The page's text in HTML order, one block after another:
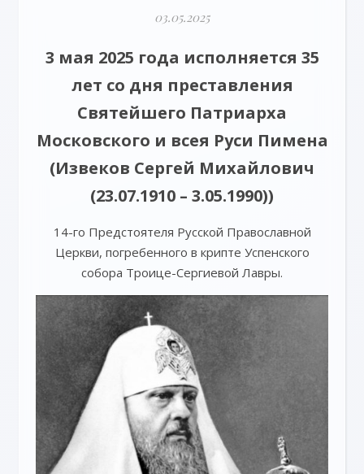
03.05.2025
3 мая 2025 года исполняется 35
лет со дня преставления
Святейшего Патриарха
Московского и всея Руси Пимена
(Извеков Сергей Михайлович
(23.07.1910 – 3.05.1990))
14-го Предстоятеля Русской Православной
Церкви, погребенного в крипте Успенского
собора Троице-Сергиевой Лавры.